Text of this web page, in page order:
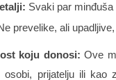
Svaki par
prevelike, ali
koju donosi: Ove
osobi, prijatelju ili kao